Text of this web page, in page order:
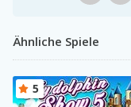
Ähnliche Spiele
5